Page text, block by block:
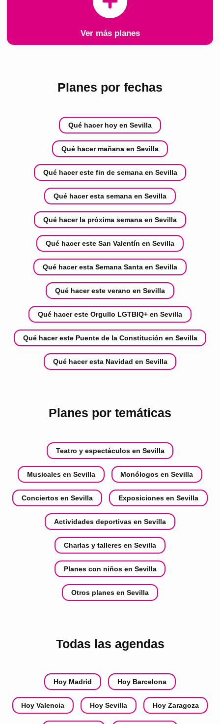
Ver más planes
Planes por fechas
Qué hacer hoy en Sevilla
Qué hacer mañana en Sevilla
Qué hacer este fin de semana en Sevilla
Qué hacer esta semana en Sevilla
Qué hacer la próxima semana en Sevilla
Qué hacer este San Valentín en Sevilla
Qué hacer esta Semana Santa en Sevilla
Qué hacer este verano en Sevilla
Qué hacer este Orgullo LGTBIQ+ en Sevilla
Qué hacer este Puente de la Constitución en Sevilla
Qué hacer esta Navidad en Sevilla
Planes por temáticas
Teatro y espectáculos en Sevilla
Musicales en Sevilla Monólogos en Sevilla
Conciertos en Sevilla Exposiciones en Sevilla
Actividades deportivas en Sevilla
Charlas y talleres en Sevilla
Planes con niños en Sevilla
Otros planes en Sevilla
Todas las agendas
Hoy Madrid Hoy Barcelona
Hoy Valencia Hoy Sevilla Hoy Zaragoza